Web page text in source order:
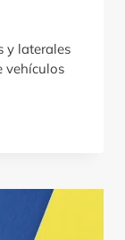
y laterales
vehículos